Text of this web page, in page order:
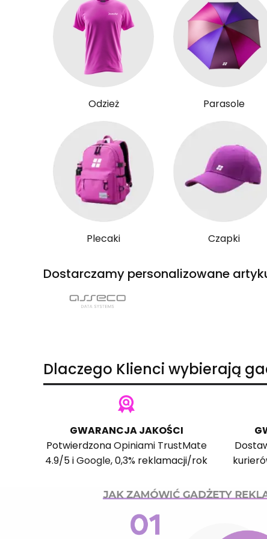
Odzież Parasole
Plecaki Czapki
Dostarczamy personalizowane
Dlaczego Klienci wybierają
GWARANCJA JAKOŚCI
PotwierdzonaOpiniami TrustMate
4.9/5 iGoogle, 0,3% reklamacji/rok